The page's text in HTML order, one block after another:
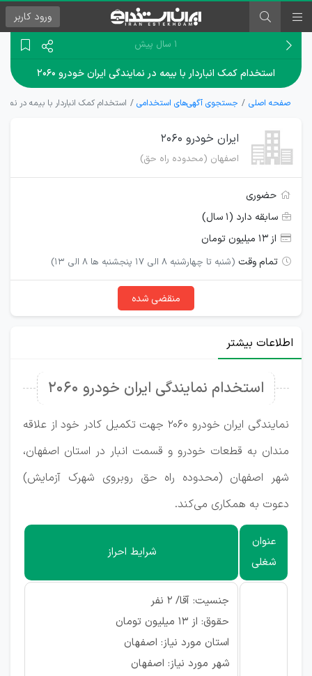
ورود کاربر
۱ سال پیش
استخدام کمک انباردار با بیمه در نمایندگی ایران خودرو ۲۰۶۰
صفحه اصلی جستجوی آگهی‌های استخدامی استخدام کمک انباردار با بیمه در
ایران خودرو ۲۰۶۰
اصفهان (محدوده راه حق)
حضوری
سابقه دارد (۱ سال)
از ۱۳ میلیون تومان
تمام وقت (شنبه تا چهارشنبه ۸ الی ۱۷ پنجشنبه ها ۸ الی ۱۳)
منقضی شده
اطلاعات بیشتر
استخدام نمایندگی ایران خودرو ۲۰۶۰
نمایندگی ایران خودرو ۲۰۶۰ جهت تکمیل کادر خود از علاقه
مندان به قطعات خودرو و قسمت انبار در استان اصفهان،
شهر اصفهان (محدوده راه حق روبروی شهرک آزمایش)
دعوت به همکاری می‌کند.
عنوان
شغلی
شرایط احراز
جنسیت: آقا/ 2 نفر
حقوق: از ۱۳ میلیون تومان
استان مورد نیاز: اصفهان
شهر مورد نیاز: اصفهان